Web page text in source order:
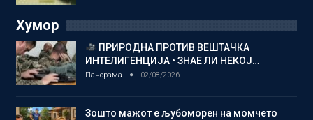
Хумор
ПРИРОДНА ПРОТИВ ВЕШТАЧКА
ИНТЕЛИГЕНЦИЈА • ЗНАЕ ЛИ НЕКОЈ…
Панорама 02/08/2026
Зошто мажот е љубоморен на момчето